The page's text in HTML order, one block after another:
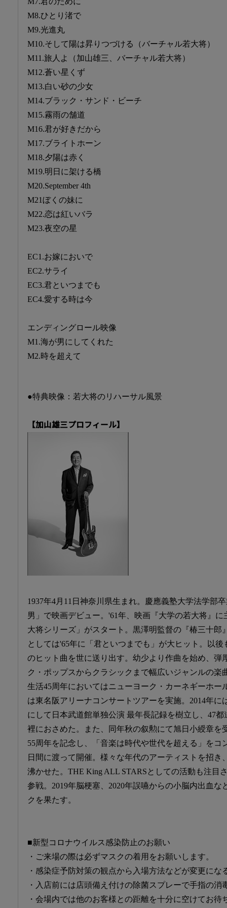
M8.ひとり渚で
M9.光進丸
M10.そして陽は昇りつづける（バーチャル若大将）
M11.旅人よ（加山雄三、バーチャル若大将）
M12.蒼い星くず
M13.白い砂の少女
M14.ブラック・サンド・ビーチ
M15.霧雨の舗道
M16.君が好きだから
M17.ブライトホーン
M18.夕陽は赤く
M19.明日に架ける橋
M20.September 4th
M21ぼくの妹に
M22.恋は紅いバラ
M23.夜空の星
EC1.お嫁においで
EC2.サライ
EC3.君といつまでも
EC4.愛する時は今
エンディングロール映像
M1.海が男にしてくれた
M2.時を超えて
●特典映像：若大将のリハーサル風景
【加山雄三プロフィール】
1937年4月11日神奈川県生まれ。慶應義塾大学法学部
男」で映画デビュー。'61年、映画『大学の若大将』
大将シリーズ」がスタート。黒澤明監督の『椿三十郎
としては'65年に「君といつまでも」が大ヒット。以
のヒット曲を世に送り出す。幼少より作曲を始め、弾
ク・ポップスからクラシックまで幅広いジャンルの楽
生活45周年においてはニューヨーク・カーネギーホー
は東名阪アリーナコンサートツアーを実施。2014年に
にして日本武道館単独公演 最年長記録を樹立し、47
裡におさめた。また、同年秋の叙勲にて旭日小綬章を
55周年を記念し、「音楽は時代や世代を超える」をコ
日間に渡って開催。様々な年代のアーティストを招き
沸かせた。THE King ALL STARSとしての活動も注目
参戦。2019年脳梗塞、2020年誤嚥からの小脳内出血な
クを果たす。
■新型コロナウイルス感染防止のお願い
・ご来場の際は必ずマスクの着用をお願いします。
・感染症予防対策の観点から入場方法などが変更にな
・入店前には店頭備え付けの除菌スプレーで手指の消
・会場内では他のお客様との距離を十分に空けてお待